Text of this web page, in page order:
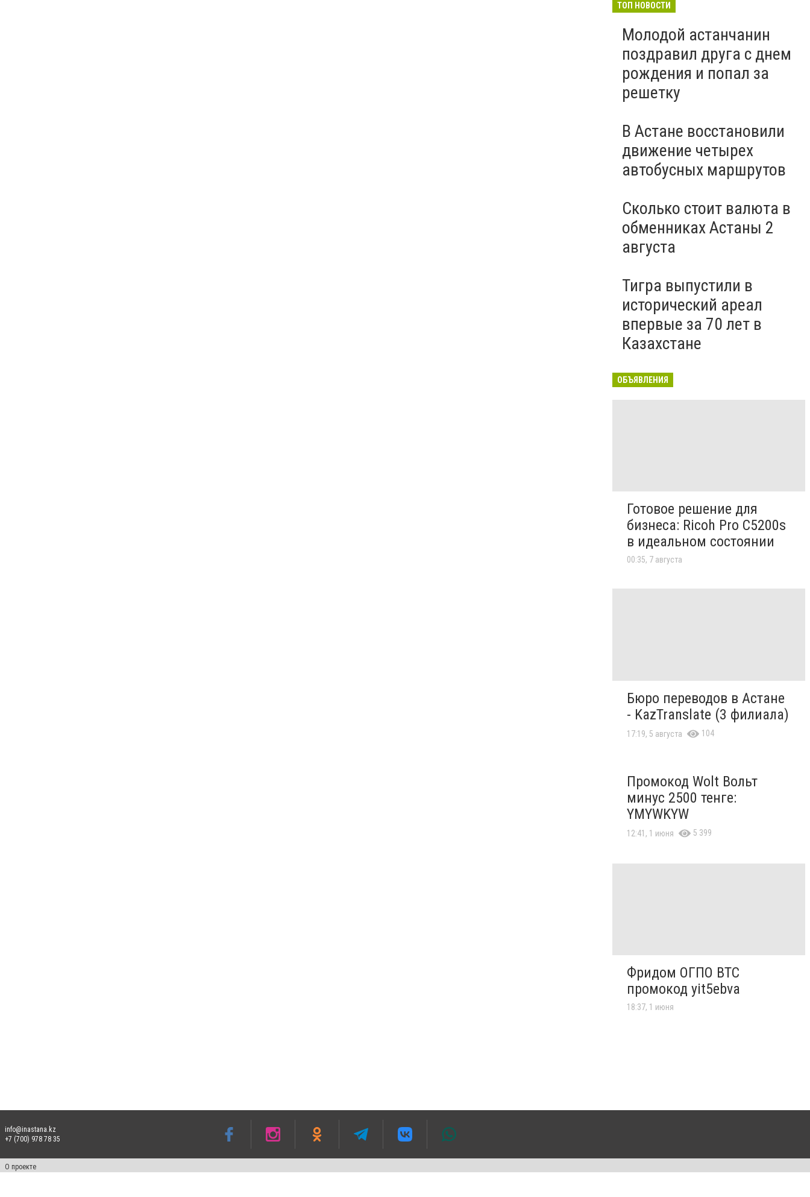
ТОП НОВОСТИ
Молодой астанчанин
поздравил друга с днем
рождения и попал за
решетку
В Астане восстановили
движение четырех
автобусных маршрутов
Сколько стоит валюта в
обменниках Астаны 2
августа
Тигра выпустили в
исторический ареал
впервые за 70 лет в
Казахстане
ОБЪЯВЛЕНИЯ
Готовое решение для
бизнеса: Ricoh Pro C5200s
в идеальном состоянии
00:35, 7 августа
Бюро переводов в Астане
- KazTranslate (3 филиала)
17:19, 5 августа 104
Промокод Wolt Вольт
минус 2500 тенге:
YMYWKYW
12:41, 1 июня 5 399
Фридом ОГПО ВТС
промокод yit5ebva
18:37, 1 июня
info@inastana.kz
+7 (700) 978 78 35
О проекте